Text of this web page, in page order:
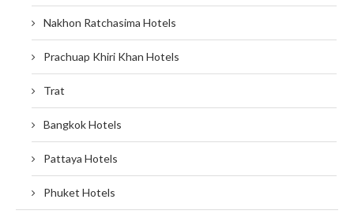
Nakhon Ratchasima Hotels
Prachuap Khiri Khan Hotels
Trat
Bangkok Hotels
Pattaya Hotels
Phuket Hotels